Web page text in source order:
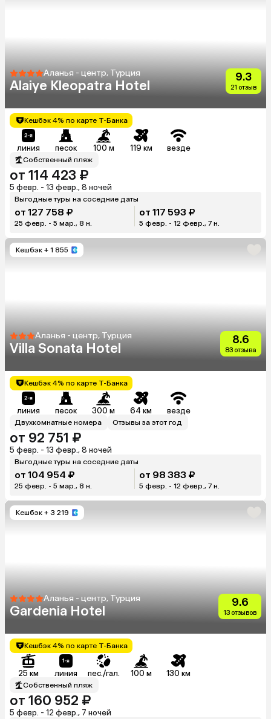
Аланья - центр, Турция
Alaiye Kleopatra Hotel
9.3
21 отзыв
Кешбэк 4% по карте Т-Банка
линия песок 100 м 119 км везде
Собственный пляж
от 114 423 ₽
5 февр. - 13 февр., 8 ночей
Выгодные туры на соседние даты
от 127 758 ₽
25 февр. - 5 мар., 8 н.
от 117 593 ₽
5 февр. - 12 февр., 7 н.
Кешбэк + 1 855
Аланья - центр, Турция
Villa Sonata Hotel
8.6
83 отзыва
Кешбэк 4% по карте Т-Банка
линия песок 300 м 64 км везде
Двухкомнатные номера Отзывы за этот год
от 92 751 ₽
5 февр. - 13 февр., 8 ночей
Выгодные туры на соседние даты
от 104 954 ₽
25 февр. - 5 мар., 8 н.
от 98 383 ₽
5 февр. - 12 февр., 7 н.
Кешбэк + 3 219
Аланья - центр, Турция
Gardenia Hotel
9.6
13 отзывов
Кешбэк 4% по карте Т-Банка
25 км линия пес./гал. 100 м 130 км
Собственный пляж
от 160 952 ₽
5 февр. - 12 февр., 7 ночей